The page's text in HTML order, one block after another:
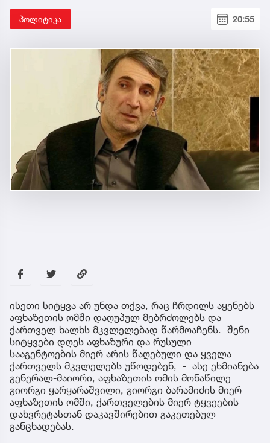
პოლიტიკა 20:55
ისეთი სიტყვა არ უნდა თქვა, რაც ჩრდილს აყენებს
აფხაზეთის ომში დაღუპულ მებრძოლებს და
ქართველ ხალხს მკვლელებად წარმოაჩენს. შენი
სიტყვები დღეს აფხაზური და რუსული
სააგენტოების მიერ არის წაღებული და ყველა
ქართველს მკვლელებს უწოდებენ, - ასე ეხმიანება
გენერალ-მაიორი, აფხაზეთის ომის მონაწილე
გიორგი ყარყარაშვილი, გიორგი ბარამიძის მიერ
აფხაზეთის ომში, ქართველების მიერ ტყვეების
დახვრეტასთან დაკავშირებით გაკეთებულ
განცხადებას.